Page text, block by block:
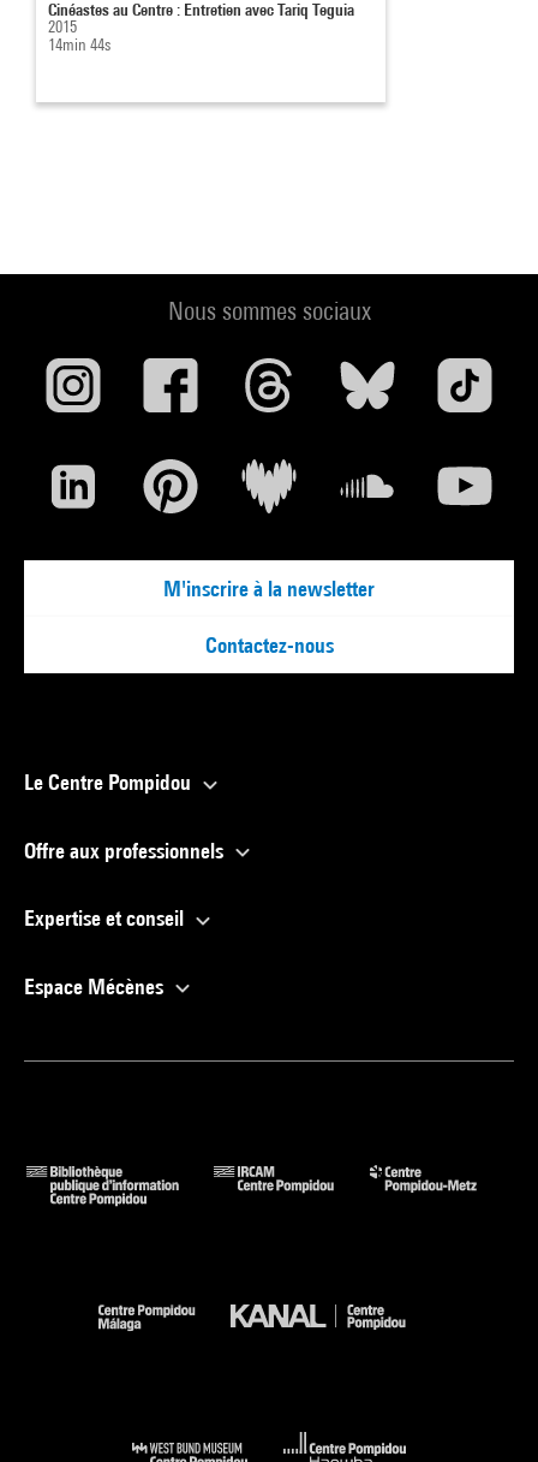
Cinéastes au Centre : Entretien avec Tariq Teguia
2015
14min 44s
Nous sommes sociaux
M'inscrire à la newsletter
Contactez-nous
Le Centre Pompidou
Offre aux professionnels
Expertise et conseil
Espace Mécènes